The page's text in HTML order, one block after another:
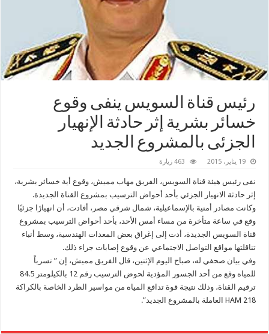
رئيس ‫‏قناة السويس‬ ينفى وقوع
خسائر بشرية إثر حادثة الإنهيار
الجزئى بالمشروع الجديد
19 يناير، 2015 463 زيارة
نفى رئيس هيئة قناة السويس، الفريق مهاب مميش، وقوع أية خسائر بشرية،
إثر حادثة الانهيار الجزئي بأحد أحواض الترسيب بمشروع القناة الجديدة.
وكانت مصادر أمنية بالإسماعيلية، شمال شرقي مصر، أفادت، أن انهيارًا جزئيًا
وقع في ساعة متأخرة من مساء أمس الأحد، بأحد أحواض الترسيب بمشروع
قناة السويس الجديدة، أدت إلى إغراق بعض المعدات الهندسية، وسط أنباء
تناقلتها مواقع التواصل الاجتماعي عن وقوع إصابات جراء ذلك.
وفي بيان صحفي له، صباح اليوم الإثنين، قال الفريق مميش، إن ” تسرباً
للمياه وقع من أحد الجسور المؤدية لحوض الترسيب رقم 12 بالكيلومتر 84.5
ترقيم القناة، وذلك نتيجة قوة تدافع المياه من مواسير الطرد الخاصة بالكراكة
HAM 218 العاملة بالمشروع الجديد”.